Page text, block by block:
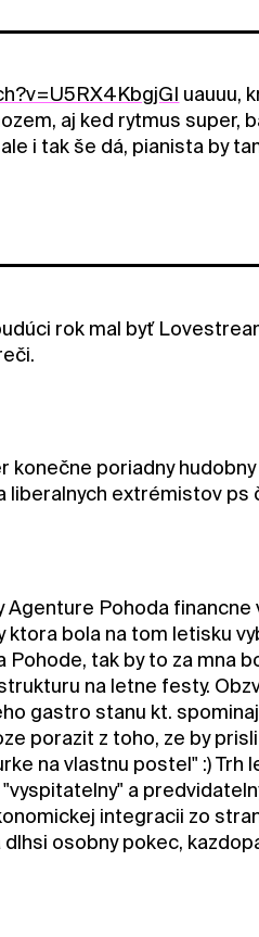
uauuu,
aj ked rytmus super,
i tak še dá, pianista by
rok mal byť
konečne poriadny
liberalnych extrémistov ps
Agenture Pohoda financne
ktora bola na tom letisku
Pohode, tak by to za mna
na letne festy.
gastro stanu kt.
porazit z toho, ze by
na vlastnu postel" :) Trh
a
integracii zo
osobny pokec,